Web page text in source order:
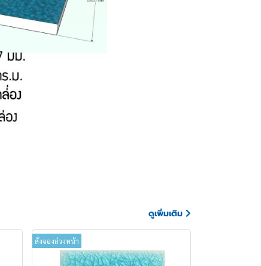
ดูเพิ่มเติม
สั่งจองล่วงหน้า